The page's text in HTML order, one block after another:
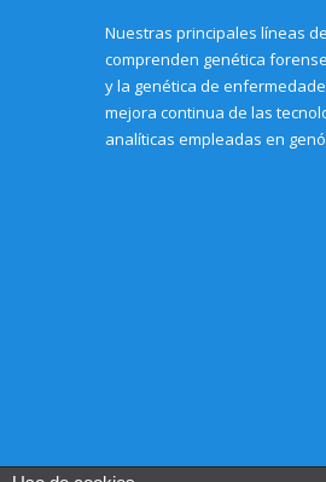
Nuestras principales líneas
comprenden genética
y la genética de
mejora continua de las
analíticas empleadas en